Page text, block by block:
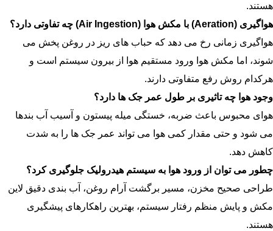
هستند.
هواگیری (Aeration) با مکش هوا (Air Ingestion)
چه تفاوتی دارد؟
هواگیری زمانی رخ می دهد که حباب های ریز در روغن پخش می
شوند، اما مکش هوا ورود مستقیم هوا از بیرون سیستم است و
هرکدام روش رفع متفاوتی دارند.
وجود هوا چه تاثیری بر طول عمر جک ها دارد؟
هوای محبوس باعث ضربه، خستگی میله پیستون و آسیب آب بندها
می شود و حتی مقدار کمی هوا می تواند عمر جک ها را به شدت
کاهش دهد.
چطور می توان از ورود هوا به سیستم هیدرولیک جلوگیری کرد؟
طراحی صحیح مخزن، مسیر برگشت آرام روغن، آب بندی دقیق لاین
مکش و پایش منظم رفتار سیستم، بهترین راهکارهای پیشگیری
هستند.